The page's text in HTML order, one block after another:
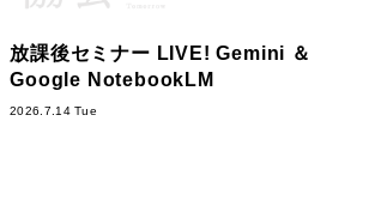
放課後セミナー LIVE! Gemini ＆
Google NotebookLM
2026.7.14 Tue